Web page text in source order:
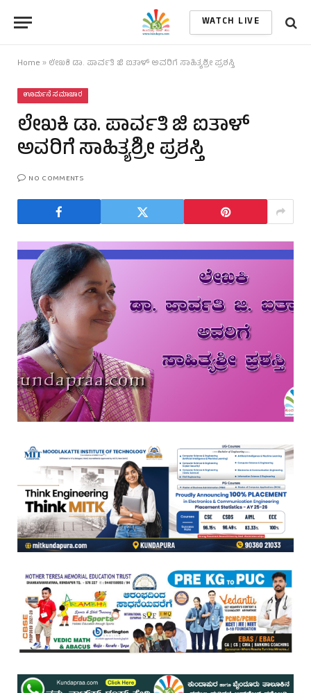
WATCH LIVE
Home » ಲೇಖಕಿ ಡಾ. ಪಾರ್ವತಿ ಜಿ ಐತಾಳ್ ಅವರಿಗೆ ಸಾಹಿತ್ಯಶ್ರೀ ಪ್ರಶಸ್ತಿ
ಊರ್ಮನೆ ಸಮಾಚಾರ
ಲೇಖಕಿ ಡಾ. ಪಾರ್ವತಿ ಜಿ ಐತಾಳ್
ಅವರಿಗೆ ಸಾಹಿತ್ಯಶ್ರೀ ಪ್ರಶಸ್ತಿ
NO COMMENTS